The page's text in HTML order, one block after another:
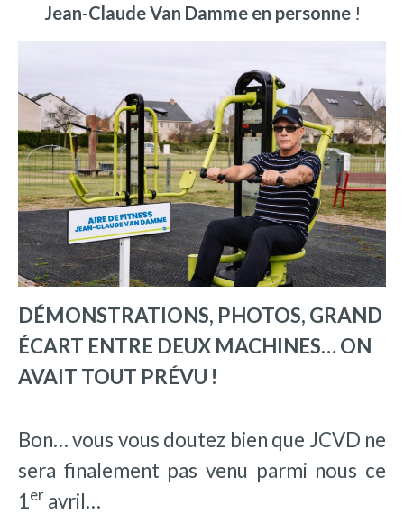
Jean-Claude Van Damme en personne!
DÉMONSTRATIONS, PHOTOS, GRAND
ÉCART ENTRE DEUX MACHINES… ON
AVAIT TOUT PRÉVU !
Bon… vous vous doutez bien que JCVD ne
sera finalement pas venu parmi nous ce
1er avril…